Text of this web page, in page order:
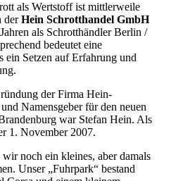
als Wertstoff ist mittlerweile
derHein Schrotthandel GmbH
als Schrotthändler Berlin /
bedeutet eine
ein Setzen auf Erfahrung und
der Firma Hein-
Namensgeber für den neuen
war Stefan Hein. Als
1. November 2007.
noch ein kleines, aber damals
Unser „Fuhrpark“ bestand